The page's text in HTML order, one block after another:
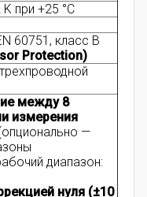
при +25 °C
60751, класс B
Protection)
между 8
измерения
—
диапазон:
нуля (±10